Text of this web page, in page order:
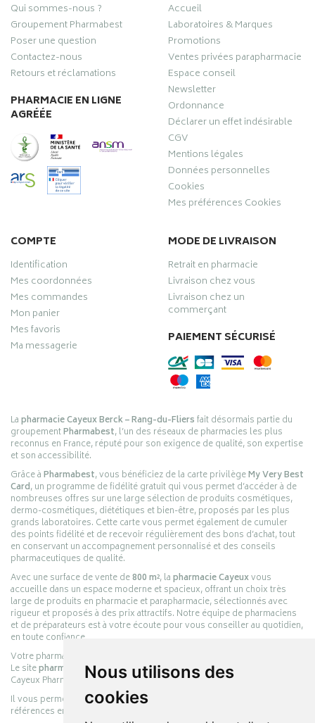
Nous utilisons des
cookies
Qui sommes-nous ?
Groupement Pharmabest
Poser une question
Contactez-nous
Retours et réclamations
PHARMACIE EN LIGNE
AGRÉÉE
Accueil
Laboratoires & Marques
Promotions
Ventes privées parapharmacie
Espace conseil
Newsletter
Ordonnance
Déclarer un effet indésirable
CGV
Mentions légales
Données personnelles
Cookies
Mes préférences Cookies
COMPTE
Identification
Mes coordonnées
Mes commandes
Mon panier
Mes favoris
Ma messagerie
MODE DE LIVRAISON
Retrait en pharmacie
Livraison chez vous
Livraison chez un
commerçant
PAIEMENT SÉCURISÉ
Lapharmacie Cayeux Berck – Rang-du-Fliersfait désormais partie du
groupementPharmabest, l’un des réseaux de pharmacies les plus
reconnus en France, réputé pour son exigence de qualité, son expertise
et son accessibilité.
Grâce àPharmabest, vous bénéficiez de la carte privilègeMy Very Best
Card, un programme de fidélité gratuit qui vous permet d’accéder à de
nombreuses offres sur une large sélection de produits cosmétiques,
dermo-cosmétiques, diététiques et bien-être, proposés par les plus
grands laboratoires. Cette carte vous permet également de cumuler
des points fidélité et de recevoir régulièrement des bons d’achat, tout
en conservant un accompagnement personnalisé et des conseils
pharmaceutiques de qualité.
Avec une surface de vente de800 m², lapharmacie Cayeuxvous
accueille dans un espace moderne et spacieux, offrant un choix très
large de produits en pharmacie et parapharmacie, sélectionnés avec
rigueur et proposés à des prix attractifs. Notre équipe de pharmaciens
et de préparateurs est à votre écoute pour vous conseiller au quotidien,
en toute confiance.
Votre pharmacie en ligne :
Le sitepharmacie-cayeux.frest le prolongement digital de la pharmacie
Cayeux Pharmabest Berck-sur-Mer – Rang-du-Fliers.
Il vous permet de réaliser vos achats en ligne parmi des milliers de
références en :